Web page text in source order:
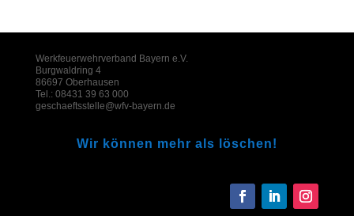
Werkfeuerwehrverband Bayern e.V.
Burgwaldring 4
86697 Oberhausen
Tel.: 08431 39 63 000
geschaeftsstelle@wfv-bayern.de
Wir können mehr als löschen!